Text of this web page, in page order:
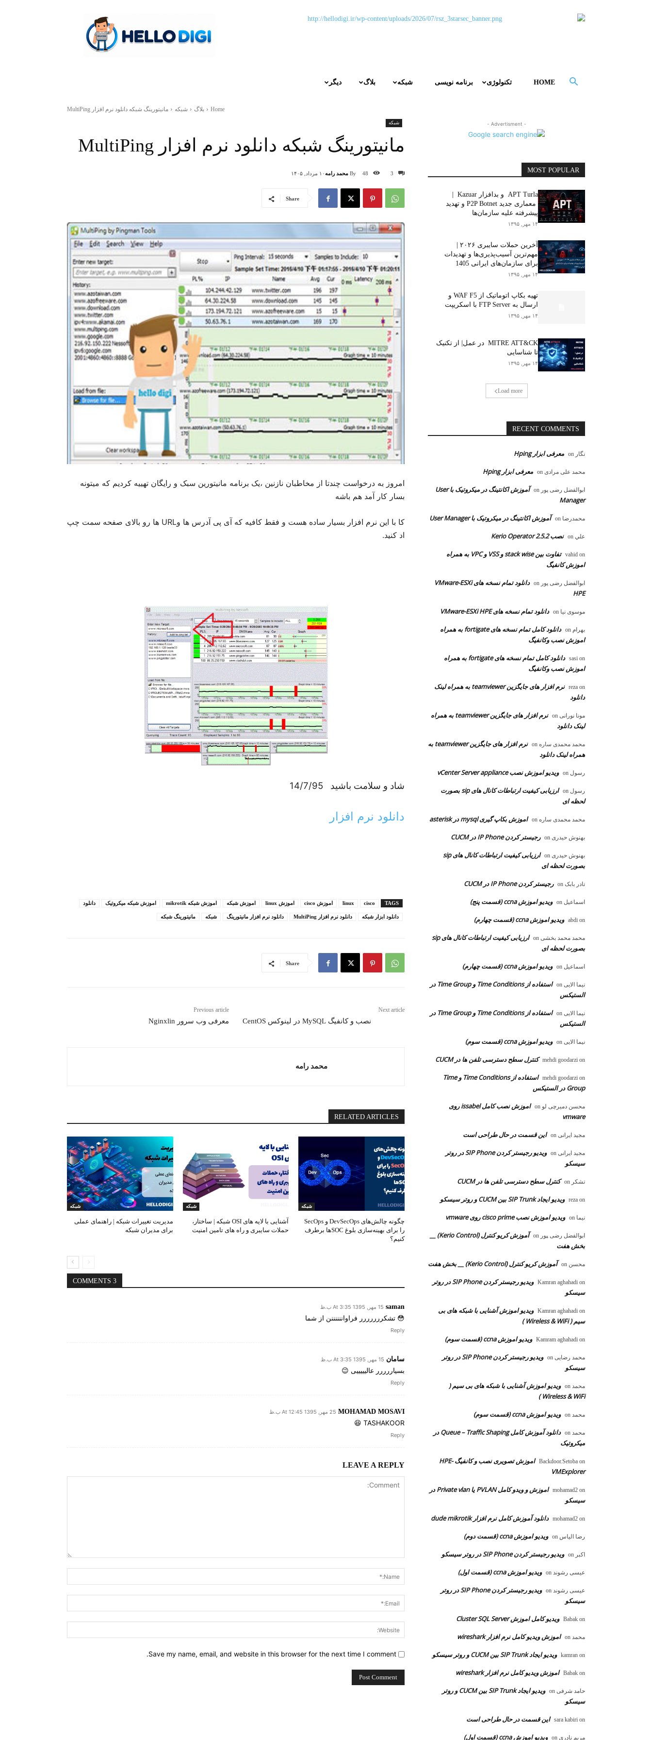
دیگر بلاگ شبکه برنامه نویسی تکنولوژی HOME
Home بلاگ شبکه مانیتورینگ شبکه دانلود نرم افزار MultiPing
شبکه
مانیتورینگ شبکه دانلود نرم افزار MultiPing
By محمد رامه۱۰ مرداد, ۱۴۰۵ 3
48
Share
امروز به درخواست چندتا از مخاطبان نازنین ،یک برنامه مانیتورین سبک و رایگان تهییه کردیم که میتونه
بسار کار آمد هم باشه
کا با این نرم افزار بسیار ساده هست و فقط کافیه که آی پی آدرس ها وURL ها رو بالای صفحه سمت چپ
اد کنید.
شاد و سلامت باشید 14/7/95
دانلود نرم افزار
TAGS
cisco
linux اموزش cisco اموزش linux اموزش شبکه اموزش شبکه mikrotik اموزش شبکه میکروتیک دانلود
دانلود ابزار شبکه دانلود نرم افزار MultiPing دانلود نرم افزار مانیتورینگ شبکه مانیتورینگ شبکه
Share
Previous article
معرفی وب سرور Nginxlin
Next article
نصب و کانفیگ MySQL در لینوکس CentOS
محمد رامه
RELATED ARTICLES
شبکه
چگونه چالش‌های DevSecOps و SecOps
را برای بهینه‌سازی بلوغ SOC‌ها برطرف
کنیم؟
شبکه
آشنایی با لایه های OSI شبکه | ساختار،
حملات سایبری و راه های تامین امنیت
شبکه
مدیریت تغییرات شبکه | راهنمای عملی
برای مدیران شبکه
3 COMMENTS
saman 15 مهر, 1395 At 3:35 ب.ظ
😳 تشکررررررر فراواننننننن از شما
Reply
سامان 15 مهر, 1395 At 3:35 ب.ظ
بسیاررررر عالیییییی 😉
Reply
MOHAMAD MOSAVI 25 مهر, 1395 At 12:45 ب.ظ
TASHAKOOR 😆
Reply
LEAVE A REPLY
Save my name, email, and website in this browser for the next time I comment.
- Advertisment -
MOST POPULAR
معماری جدید P2P Botnet و تهدید
پیشرفته علیه سازمان‌ها
۱۴ مهر, ۱۳۹۵
مهم‌ترین آسیب‌پذیری‌ها و تهدیدات
برای سازمان‌های ایرانی 1405
۱۴ مهر, ۱۳۹۵
تهیه بکاپ اتوماتیک از WAF F5 و
ارسال به FTP Server با اسکریپت
۱۴ مهر, ۱۳۹۵
MITRE ATT&CK در عمل| از تکنیک
تا شناسایی
۱۴ مهر, ۱۳۹۵
Load more
RECENT COMMENTS
نگار معرفی ابزار Hping
محمد علی مرادی معرفی ابزار Hping
ابوالفضل رضی پور
آموزش اکانتینگ در میکروتیک با User
Manager
محمدرضا آموزش اکانتینگ در میکروتیک با User Manager
علي نصب Kerio Operator 2.5.2
vahid on
تفاوت بین stack wise و VSS و VPC به همراه
اموزش کانفیگ
ابوالفضل رضی پور
دانلود تمام نسخه های VMware-ESXi
HPE
موسوی نیا دانلود تمام نسخه های VMware-ESXi HPE
بهرام
دانلود کامل تمام نسخه های fortigate به همراه
اموزش نصب وکانفیگ
sasi on
دانلود کامل تمام نسخه های fortigate به همراه
اموزش نصب وکانفیگ
reza on
نرم افزار های جایگزین teamviewer به همراه لینک
دانلود
مونا نورانی
نرم افزار های جایگزین teamviewer به همراه
لینک دانلود
محمد محمدی ساره
نرم افزار های جایگزین teamviewer به
همراه لینک دانلود
رسول ویدیو اموزش نصب vCenter Server appliance
رسول
ارزیابی کیفیت ارتباطات کانال های sip بصورت
لحظه ای
محمد محمدی ساره اموزش بکاپ گیری mysql در asterisk
بهنوش حیدری رجیستر کردن IP Phone در CUCM
بهنوش حیدری
ارزیابی کیفیت ارتباطات کانال های sip
بصورت لحظه ای
نادر بابک رجیستر کردن IP Phone در CUCM
اسماعیل ویدیو اموزش ccna (قسمت پنج)
abdi on ویدیو اموزش ccna (قسمت چهارم)
محمد محمد بخشی
ارزیابی کیفیت ارتباطات کانال های sip
بصورت لحظه ای
اسماعیل ویدیو اموزش ccna (قسمت چهارم)
نیما الایی
استفاده از Time Conditions و Time Group در
الستیکس
نیما الایی
استفاده از Time Conditions و Time Group در
الستیکس
نیما الایی ویدیو اموزش ccna (قسمت سوم)
mehdi goodarzi on کنترل سطح دسترسی تلفن ها در CUCM
mehdi goodarzi on
استفاده از Time Conditions و Time
Group در الستیکس
محسن دمیرچی لو
اموزش نصب کامل issabel روی
vmware
مجید ایرانی این قسمت در حال طراحی است
مجید ایرانی
ویدیو رجیستر کردن SIP Phone در روتر
سیسکو
تشکر کنترل سطح دسترسی تلفن ها در CUCM
reza on ویدیو ایجاد SIP Trunk بین CUCM و روتر سیسکو
نیما ویدیو اموزش نصب cisco prime روی vmware
ابوالفضل رضی ‍‍پور
آموزش کریو کنترل (Kerio Control) __
بخش هفت
محسن آموزش کریو کنترل (Kerio Control) __ بخش هفت
Kamran aghahadi on
ویدیو رجیستر کردن SIP Phone در روتر
سیسکو
Kamran aghahadi on
ویدیو اموزش آشنایی با شبکه های بی
سیم ( Wireless & WiFi )
Kamram aghahadi on ویدیو اموزش ccna (قسمت سوم)
محمد رضایی
ویدیو رجیستر کردن SIP Phone در روتر
سیسکو
محمد
ویدیو اموزش آشنایی با شبکه های بی سیم (
Wireless & WiFi )
محمد ویدیو اموزش ccna (قسمت سوم)
محمد
دانلود آموزش کامل Queue – Traffic Shaping در
میکروتیک
Backdoor.Setoba on
اموزش تصویری نصب و کانفیگ HPE-
VMExplorer
mohamad2 on
اموزش و ویدو کامل PVLAN یا Private vlan در
سیسکو
mohamad2 on دانلود آموزش کامل نرم افزار dude mikrotik
رضا الیاس ویدیو اموزش ccna (قسمت دوم)
اکبر ویدیو رجیستر کردن SIP Phone در روتر سیسکو
عیسی رشوند ویدیو اموزش ccna (قسمت اول)
عیسی رشوند
ویدیو رجیستر کردن SIP Phone در روتر
سیسکو
Babak on ویدیو کامل اموزش Cluster SQL Server
محمد اموزش ویدیو کامل نرم افزار wireshark
kamran on ویدیو ایجاد SIP Trunk بین CUCM و روتر سیسکو
Babak on اموزش ویدیو کامل نرم افزار wireshark
حامد شرفی
ویدیو ایجاد SIP Trunk بین CUCM و روتر
سیسکو
sara kabiri on این قسمت در حال طراحی است
مریم نادری ویدیو اموزش ccna (قسمت اول)